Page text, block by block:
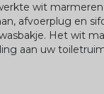
wit marmeren
afvoerplug en
Het wit
aan uw